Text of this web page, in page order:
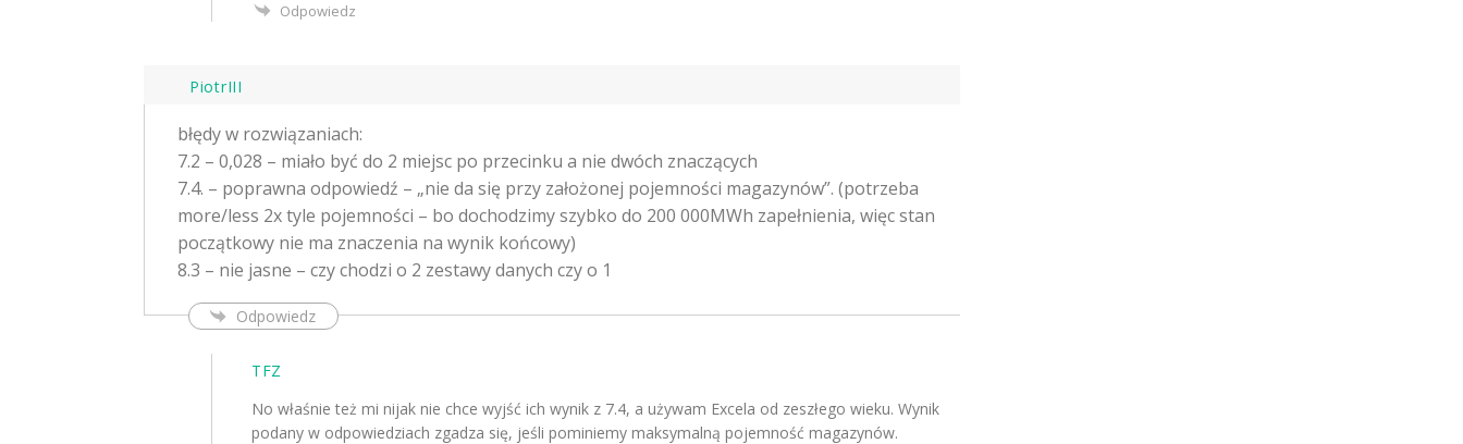
Odpowiedz
PiotrIII
błędy w rozwiązaniach:
7.2 – 0,028 – miało być do 2 miejsc po przecinku a nie dwóch znaczących
7.4. – poprawna odpowiedź – „nie da się przy założonej pojemności magazynów”. (potrzeba
more/less 2x tyle pojemności – bo dochodzimy szybko do 200 000MWh zapełnienia, więc stan
początkowy nie ma znaczenia na wynik końcowy)
8.3 – nie jasne – czy chodzi o 2 zestawy danych czy o 1
Odpowiedz
TFZ
No właśnie też mi nijak nie chce wyjść ich wynik z 7.4, a używam Excela od zeszłego wieku. Wynik
podany w odpowiedziach zgadza się, jeśli pominiemy maksymalną pojemność magazynów.